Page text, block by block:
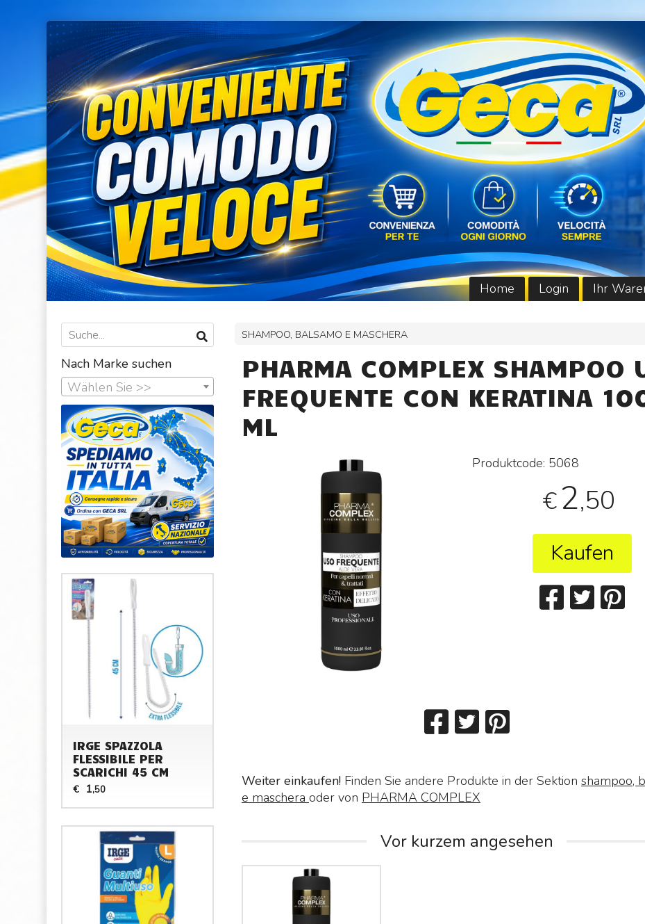
Home Login Ihr
SHAMPOO, BALSAMO E MASCHERA
PHARMA COMPLEX SHAMPOO
FREQUENTE CON KERATINA
ML
Produktcode: 5068
€2,50
Kaufen
Weiter einkaufen!Finden Sie andere Produkte in der Sektion shampoo,
e maschera oder von PHARMA COMPLEX
Vor kurzem angesehen
Nach Marke suchen
Wählen Sie >>
IRGE SPAZZOLA
FLESSIBILE PER
SCARICHI 45 CM
€ 1,50